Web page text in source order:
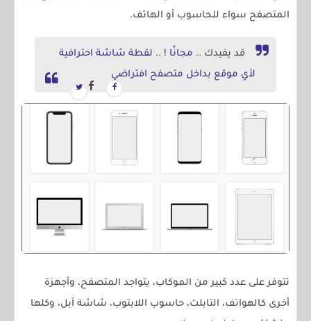
المتصفح سواء للحاسوب أو الهاتف.
قد يفيدك .. مجانًا ! .. لقطة شاشة احترافية
لأي موقع بداخل متصفح افتراضي
تتوفر على عدد كبير من الموكاب، يتواجد المتصفح، وأجهزة
أخرى كالهواتف، التابلت، حاسوب اللابتوب، شاشة آبل، وكلها